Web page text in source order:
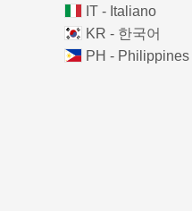
IT - Italiano
KR - 한국어
PH - Philippines